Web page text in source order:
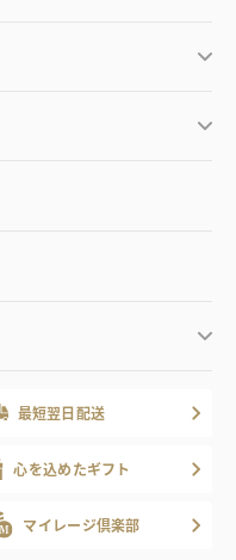
最短翌日配送
心を込めたギフト
マイレージ倶楽部